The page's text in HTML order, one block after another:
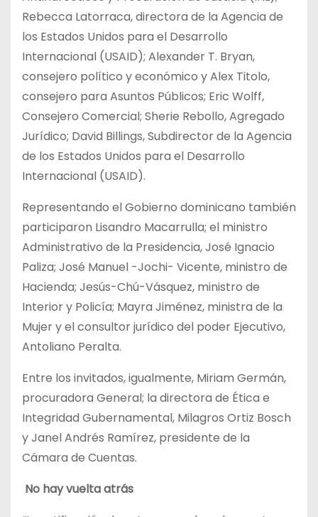
Rebecca Latorraca, directora de la Agencia de
los Estados Unidos para el Desarrollo
Internacional (USAID); Alexander T. Bryan,
consejero político y económico y Alex Titolo,
consejero para Asuntos Públicos; Eric Wolff,
Consejero Comercial; Sherie Rebollo, Agregado
Jurídico; David Billings, Subdirector de la Agencia
de los Estados Unidos para el Desarrollo
Internacional (USAID).
Representando el Gobierno dominicano también
participaron Lisandro Macarrulla; el ministro
Administrativo de la Presidencia, José Ignacio
Paliza; José Manuel -Jochi- Vicente, ministro de
Hacienda; Jesús-Chú-Vásquez, ministro de
Interior y Policía; Mayra Jiménez, ministra de la
Mujer y el consultor jurídico del poder Ejecutivo,
Antoliano Peralta.
Entre los invitados, igualmente, Miriam Germán,
procuradora General; la directora de Ética e
Integridad Gubernamental, Milagros Ortiz Bosch
y Janel Andrés Ramírez, presidente de la
Cámara de Cuentas.
No hay vuelta atrás